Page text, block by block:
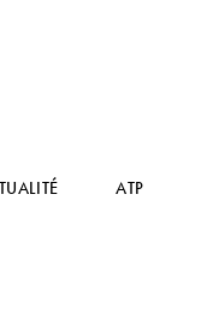
ATP